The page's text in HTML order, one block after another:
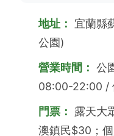
地址：
宜蘭縣
公園)
營業時間： 公
08:00-22:00 /
門票：
露天大
澳鎮民$30；